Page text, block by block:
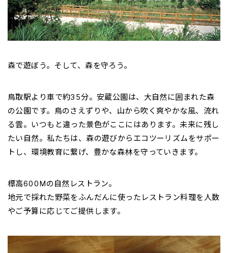
森で遊ぼう。そして、森を守ろう。
鳥取駅より車で約35分。安蔵公園は、大自然に囲まれた森
の公園です。鳥のさえずりや、山から吹く爽やかな風、流れ
る雲。いつもと違った景色がここにはあります。未来に残し
たい自然。私たちは、森の遊びからエコツーリズムをサポー
トし、環境教育に繋げ、豊かな森林を守っていきます。
標高600Mの自然レストラン。
地元で採れた野菜をふんだんに使ったレストラン料理を人数
やご予算に応じてご提供します。